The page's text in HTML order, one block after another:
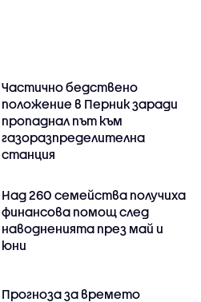
Частично бедствено
положение в Перник заради
пропаднал път към
газоразпределителна
станция
Над 260 семейства получиха
финансова помощ след
наводненията през май и
юни
Прогноза за времето